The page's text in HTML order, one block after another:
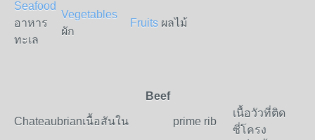
Seafood
อาหาร
ทะเล
Vegetables
ผัก
Fruits ผลไม้
Beef
Chateaubrianเนื้อสันใน prime rib
เนื้อวัวที่ติด
ซี่โครง